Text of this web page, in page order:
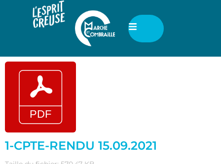
1-CPTE-RENDU 15.09.2021